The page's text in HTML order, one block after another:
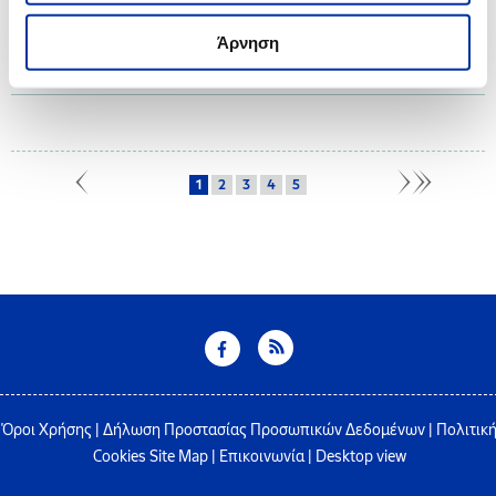
Άρνηση
19.04.2024
ΕΛ.ΠΕ: Εφιστά την προσοχή των πολιτών για επενδυτική απάτη μέσω
διαδικτύου
1 2 3 4 5
Όροι Χρήσης Δήλωση Προστασίας Προσωπικών Δεδομένων
Πολιτική
Cookies Site Map| Επικοινωνία| Desktop view